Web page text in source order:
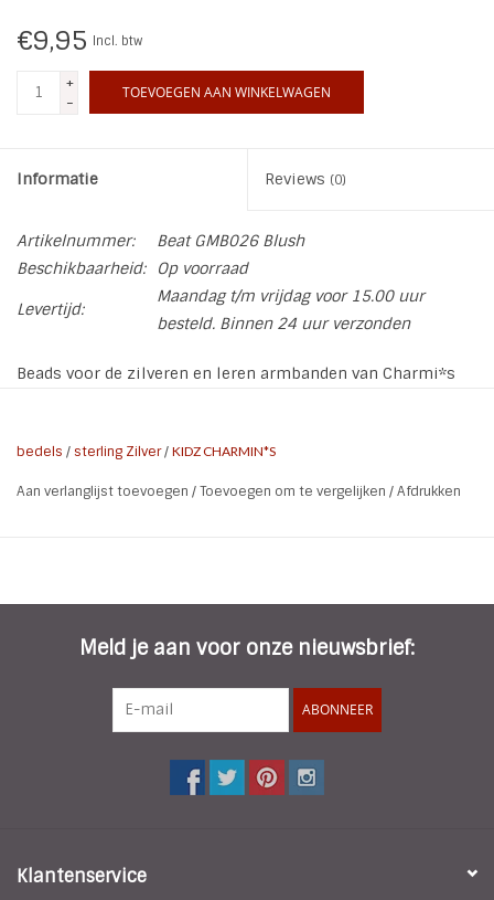
€9,95 Incl. btw
+
-
TOEVOEGEN AAN WINKELWAGEN
Informatie Reviews (0)
Artikelnummer:
Beat GMB026 Blush
Beschikbaarheid:
Op voorraad
Levertijd:
Maandag t/m vrijdag voor 15.00 uur
besteld. Binnen 24 uur verzonden
Beads voor de zilveren en leren armbanden van Charmi*s
bedels /sterling Zilver/ KIDZ CHARMIN*S
Aan verlanglijst toevoegen /Toevoegen om te vergelijken /Afdrukken
Meld je aan voor onze nieuwsbrief:
ABONNEER
Klantenservice